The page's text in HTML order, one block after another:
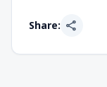
Share: share